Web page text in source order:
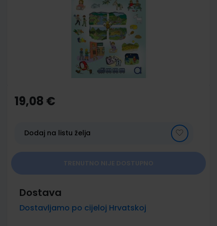
the
beginning
gallery
19,08 €
Dodaj na listu želja
Dostava
Dostavljamo po cijeloj Hrvatskoj